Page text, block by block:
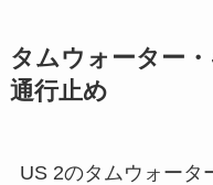
タムウォーター
通行止め
US 2のタムウォータ